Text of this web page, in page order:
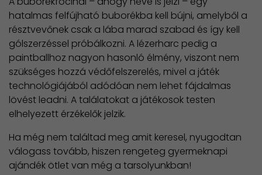
hatalmas felfújható buborékba kell bújni, amelyből a
résztvevőnek csak a lába marad szabad és így kell
gólszerzéssel próbálkozni. A lézerharc pedig a
paintballhoz nagyon hasonló élmény, viszont nem
szükséges hozzá védőfelszerelés, mivel a játék
technológiájából adódóan nem lehet fájdalmas
lövést leadni. A találatokat a játékosok testen
elhelyezett érzékelők jelzik.
Ha még nem találtad meg amit keresel, nyugodtan
válogass tovább, hiszen rengeteg gyermeknapi
ajándék ötlet van még a tarsolyunkban!